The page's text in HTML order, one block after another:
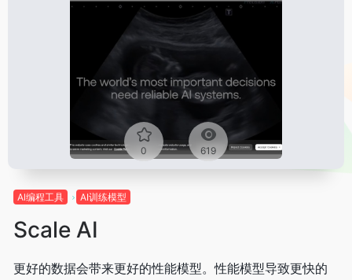
0 619
Al编程工具 AI训练模型
Scale AI
更好的数据会带来更好的性能模型。性能模型导致更快的